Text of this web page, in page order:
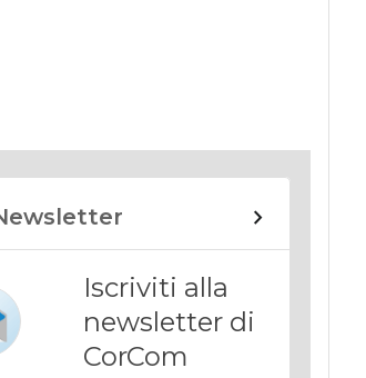
Iscriviti alla
newsletter di
CorCom